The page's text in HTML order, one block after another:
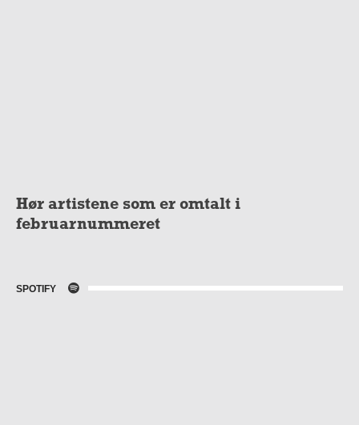
Hør artistene som er omtalt i
februarnummeret
SPOTIFY